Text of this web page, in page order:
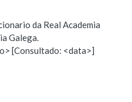
erro na palabra
da Real Academia
Galega.
[Consultado: <data>]